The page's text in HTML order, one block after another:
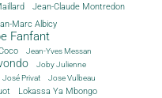
Jean-Claude Montredon
Marc Albicy
Fanfant
Jean-Yves Messan
Joby Julienne
José Privat Jose Vulbeau
Lokassa Ya Mbongo